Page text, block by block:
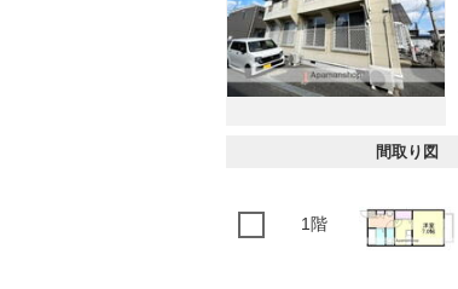
間取り図
1階